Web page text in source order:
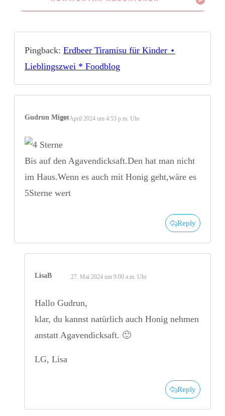
Pingback: Erdbeer Tiramisu für Kinder ⋆
Lieblingszwei * Foodblog
Gudrun Migot20. April 2024 um 4:53 p.m. Uhr
Bis auf den Agavendicksaft.Den hat man nicht
im Haus.Wenn es auch mit Honig geht,wäre es
5Sterne wert
Reply
LisaB 27. Mai 2024 um 9:00 a.m. Uhr
Hallo Gudrun,
klar, du kannst natürlich auch Honig nehmen
anstatt Agavendicksaft. 🙂
LG, Lisa
Reply